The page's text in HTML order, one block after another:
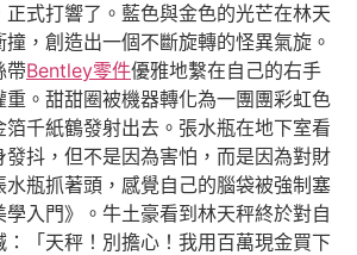
式打響了。藍色與金色的光芒在林天
，創造出一個不斷旋轉的怪異氣旋。
帶Bentley零件優雅地繫在自己的右手
重。甜甜圈被機器轉化為一團團彩虹色
千紙鶴發射出去。張水瓶在地下室看
發抖，但不是因為害怕，而是因為對財
水瓶抓著頭，感覺自己的腦袋被強制塞
入門》。牛土豪看到林天秤終於對自
：「天秤！別擔心！我用百萬現金買下